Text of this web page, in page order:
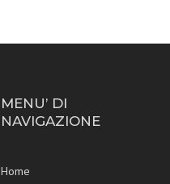
MENU’ DI
NAVIGAZIONE
Home